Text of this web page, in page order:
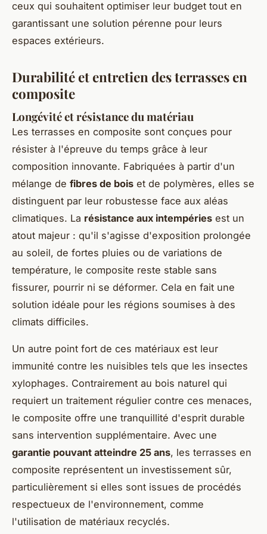
ceux qui souhaitent optimiser leur budget tout en
garantissant une solution pérenne pour leurs
espaces extérieurs.
Durabilité et entretien des terrasses en
composite
Longévité et résistance du matériau
Les terrasses en composite sont conçues pour
résister à l'épreuve du temps grâce à leur
composition innovante. Fabriquées à partir d'un
mélange de fibres de bois et de polymères, elles se
distinguent par leur robustesse face aux aléas
climatiques. La résistance aux intempéries est un
atout majeur : qu'il s'agisse d'exposition prolongée
au soleil, de fortes pluies ou de variations de
température, le composite reste stable sans
fissurer, pourrir ni se déformer. Cela en fait une
solution idéale pour les régions soumises à des
climats difficiles.
Un autre point fort de ces matériaux est leur
immunité contre les nuisibles tels que les insectes
xylophages. Contrairement au bois naturel qui
requiert un traitement régulier contre ces menaces,
le composite offre une tranquillité d'esprit durable
sans intervention supplémentaire. Avec une
garantie pouvant atteindre 25 ans, les terrasses en
composite représentent un investissement sûr,
particulièrement si elles sont issues de procédés
respectueux de l'environnement, comme
l'utilisation de matériaux recyclés.